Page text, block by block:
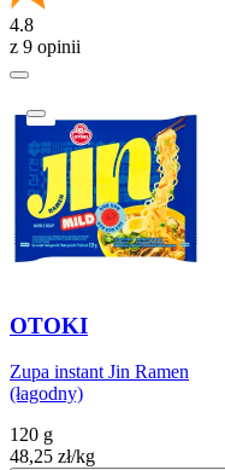
4.8
z 9 opinii
OTOKI
Zupa instant Jin Ramen
(łagodny)
120 g
48,25 zł/kg